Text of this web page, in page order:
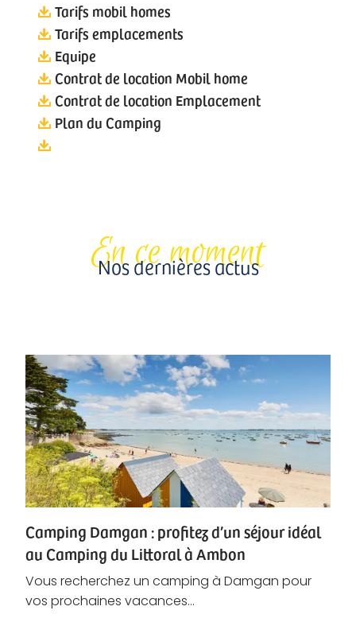
Tarifs mobil homes
Tarifs emplacements
Equipe
Contrat de location Mobil home
Contrat de location Emplacement
Plan du Camping
En ce moment
Nos dernières actus
Camping Damgan : profitez d’un séjour idéal
au Camping du Littoral à Ambon
Vous recherchez un camping à Damgan pour
vos prochaines vacances...